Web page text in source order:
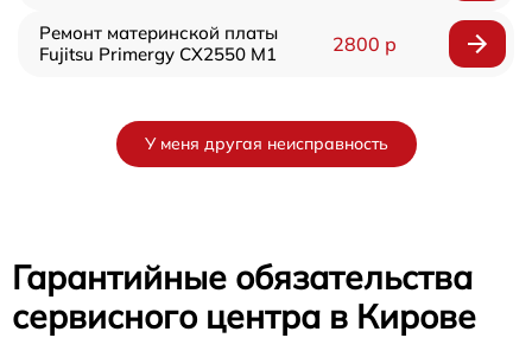
Ремонт материнской платы
Fujitsu Primergy CX2550 M1
2800 р
У меня другая неисправность
Гарантийные обязательства
сервисного центра в Кирове